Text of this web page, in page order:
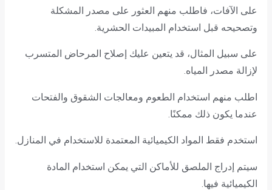
على الآفات، فاطلب منهم العثور على مصدر المشكلة
وتصحيحه قبل استخدام المبيدات الحشرية.
على سبيل المثال، قد يتعين عليك إصلاح المرحاض المتسرب
لإزالة مصدر المياه.
اطلب منهم استخدام الطعوم ومعالجات الشقوق والفتحات
عندما يكون ذلك ممكنًا.
استخدم فقط المواد الكيميائية المعتمدة للاستخدام في المنازل.
سيتم إدراج الملصق للأماكن التي يمكن استخدام المادة
الكيميائية فيها.